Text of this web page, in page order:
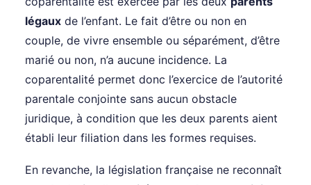
légaux de l’enfant. Le fait d’être ou non en
couple, de vivre ensemble ou séparément, d’être
marié ou non, n’a aucune incidence. La
coparentalité permet donc l’exercice de l’autorité
parentale conjointe sans aucun obstacle
juridique, à condition que les deux parents aient
établi leur filiation dans les formes requises.
En revanche, la législation française ne reconnaît